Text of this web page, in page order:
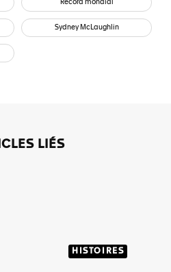
Record mondial
Sydney McLaughlin
LIÉS
HISTOIRES